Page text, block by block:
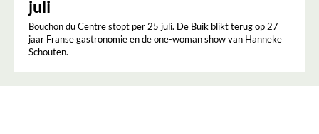
juli
Bouchon du Centre stopt per 25 juli. De Buik blikt terug op 27
jaar Franse gastronomie en de one-woman show van Hanneke
Schouten.